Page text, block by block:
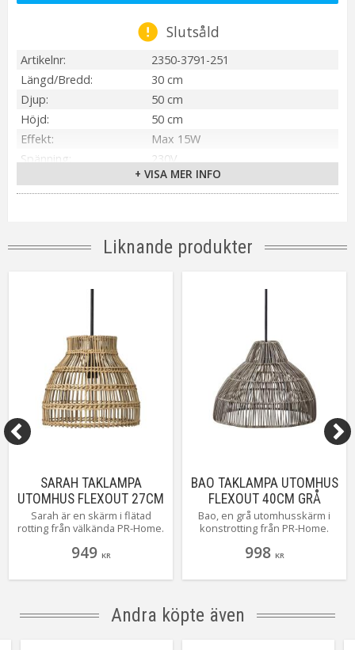
Slutsåld
Artikelnr
2350-3791-251
Längd/Bredd
30 cm
Djup
50 cm
Höjd
50 cm
Effekt
Max 15W
Spänning
230V
Ingår ej
Sockel
E27
Utomhus
PR Home
+ VISA MER INFO
Liknande produkter
SARAH TAKLAMPA
UTOMHUS FLEXOUT 27CM
NATUR ROTTING
Sarah är en skärm i flätad
rotting från välkända PR-Home.
och flätning silar ljuset och
Passar lika bra utomhus, i
inomhus. Levereras komplett
med svart Flex Out
949 KR
BAO TAKLAMPA UTOMHUS
FLEXOUT 40CM GRÅ
ROTTING
Bao, en grå utomhusskärm i
konstrotting från PR-Home.
material som klarar vårt
strukturen skapar ett vackert
takupphäng för utomhusbruk.
998 KR
Andra köpte även